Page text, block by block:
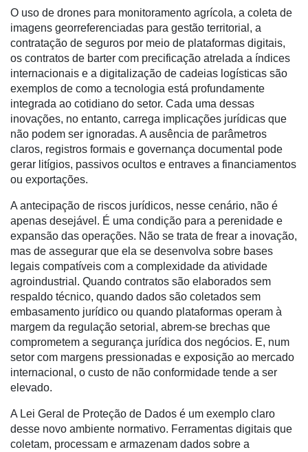
Minha
conta
Notícias
Destaque
Mercado
de
Cadeira
Agenda
Agricultura
de
Precisão
Automação
e
Robótica
Conectividade
Dados
Análise
O uso de drones para monitoramento agrícola, a coleta de
imagens georreferenciadas para gestão territorial, a
contratação de seguros por meio de plataformas digitais,
os contratos de barter com precificação atrelada a índices
internacionais e a digitalização de cadeias logísticas são
exemplos de como a tecnologia está profundamente
integrada ao cotidiano do setor. Cada uma dessas
inovações, no entanto, carrega implicações jurídicas que
não podem ser ignoradas. A ausência de parâmetros
claros, registros formais e governança documental pode
gerar litígios, passivos ocultos e entraves a financiamentos
ou exportações.
A antecipação de riscos jurídicos, nesse cenário, não é
apenas desejável. É uma condição para a perenidade e
expansão das operações. Não se trata de frear a inovação,
mas de assegurar que ela se desenvolva sobre bases
legais compatíveis com a complexidade da atividade
agroindustrial. Quando contratos são elaborados sem
respaldo técnico, quando dados são coletados sem
embasamento jurídico ou quando plataformas operam à
margem da regulação setorial, abrem-se brechas que
comprometem a segurança jurídica dos negócios. E, num
setor com margens pressionadas e exposição ao mercado
internacional, o custo de não conformidade tende a ser
elevado.
A Lei Geral de Proteção de Dados é um exemplo claro
desse novo ambiente normativo. Ferramentas digitais que
coletam, processam e armazenam dados sobre a